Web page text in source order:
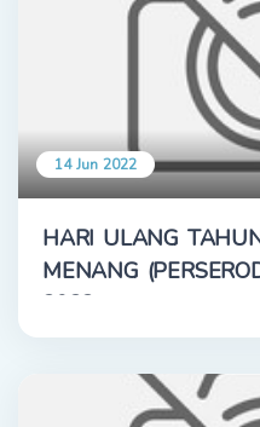
14 Jun 2022
HARI ULANG
MENANG
2022